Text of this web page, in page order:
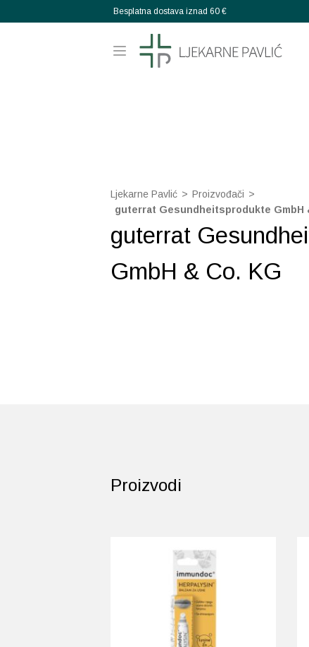
Besplatna dostava iznad 60 €
Ljekarne Pavlić > Proizvođači >
guterrat Gesundheitsprodukte GmbH
guterrat
GmbH & Co. KG
Proizvodi